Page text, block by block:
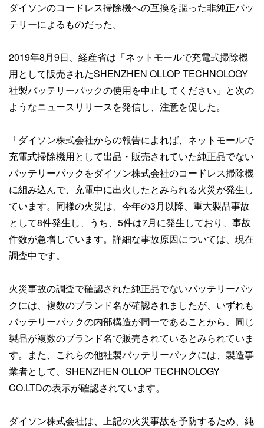
ダイソンのコードレス掃除機への互換を謳った非純正バッ
テリーによるものだった。
2019年8月9日、経産省は「ネットモールで充電式掃除機
用として販売されたSHENZHEN OLLOP TECHNOLOGY
社製バッテリーパックの使用を中止してください」と次の
ようなニュースリリースを発信し、注意を促した。
「ダイソン株式会社からの報告によれば、ネットモールで
充電式掃除機用として出品・販売されていた純正品でない
バッテリーパックをダイソン株式会社のコードレス掃除機
に組み込んで、充電中に出火したとみられる火災が発生し
ています。同様の火災は、今年の3月以降、重大製品事故
として8件発生し、うち、5件は7月に発生しており、事故
件数が急増しています。詳細な事故原因については、現在
調査中です。
火災事故の調査で確認された純正品でないバッテリーパッ
クには、複数のブランド名が確認されましたが、いずれも
バッテリーパックの内部構造が同一であることから、同じ
製品が複数のブランド名で販売されているとみられていま
す。また、これらの他社製バッテリーパックには、製造事
業者として、SHENZHEN OLLOP TECHNOLOGY
CO.LTDの表示が確認されています。
ダイソン株式会社は、上記の火災事故を予防するため、純